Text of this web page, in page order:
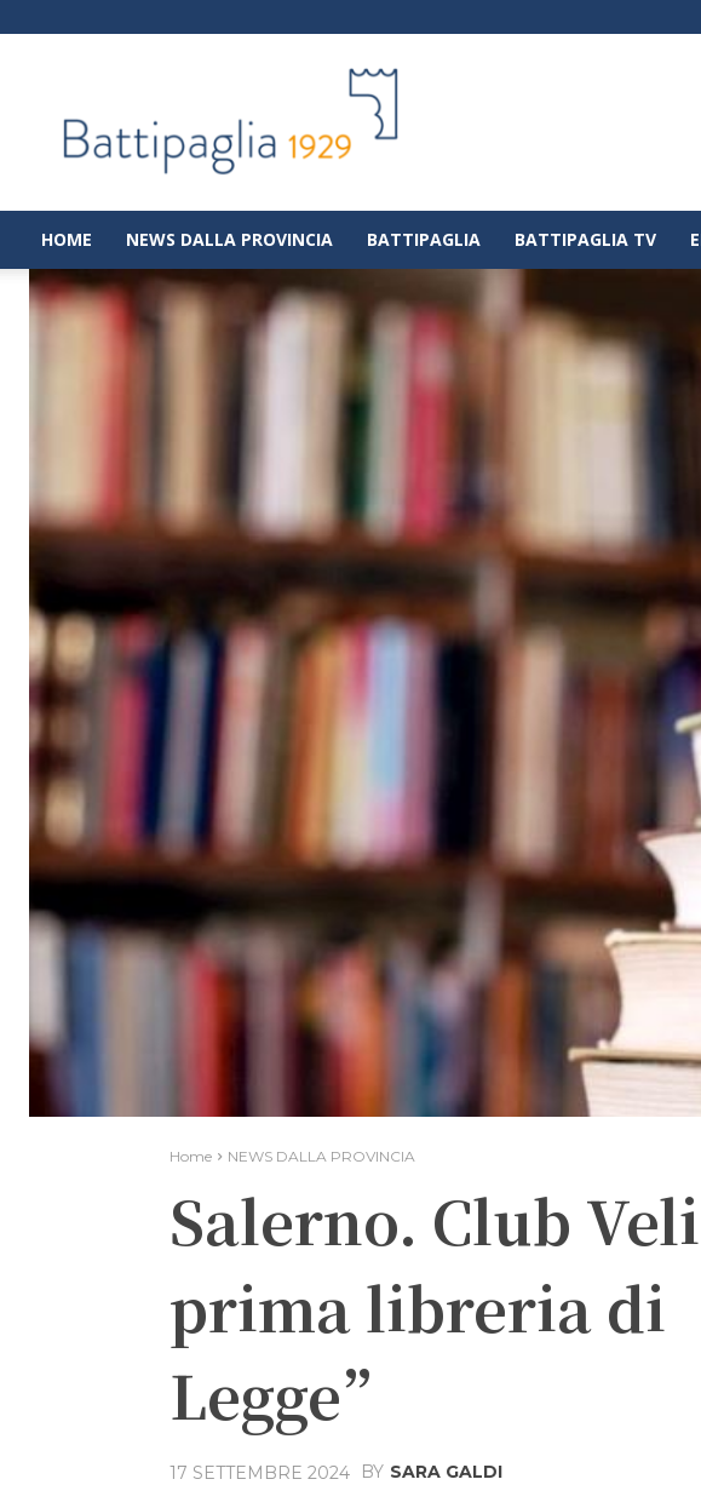
|
Notizie
dalla
città
di
HOME NEWS DALLA PROVINCIA BATTIPAGLIA BATTIPAGLIA TV
Home NEWS DALLA PROVINCIA
Salerno. Club
prima libreria di
Legge”
17 SETTEMBRE 2024 BY SARA GALDI